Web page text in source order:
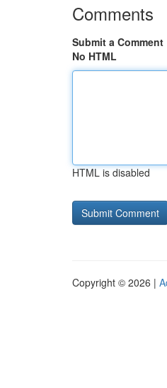
Comments
Submit a Comment
No HTML
HTML is disabled
Copyright © 2026 |